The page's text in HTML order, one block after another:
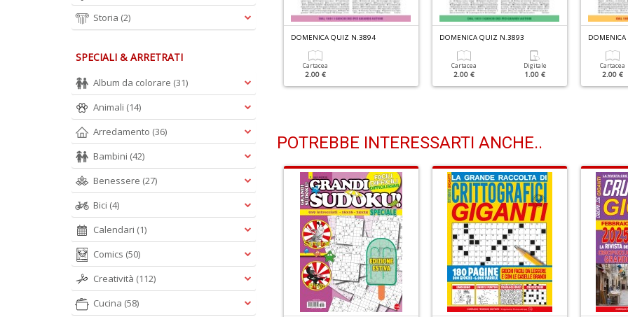
DOMENICA QUIZ N.3894
Cartacea
2.00 €
DOMENICA QUIZ N.3893
Cartacea
2.00 €
Digitale
1.00 €
Cartacea
2.00 €
POTREBBE INTERESSARTI ANCHE..
Storia (2)
SPECIALI & ARRETRATI
Album da colorare (31)
Animali (14)
Arredamento (36)
Bambini (42)
Benessere (27)
Bici (4)
Calendari (1)
Comics (50)
Creatività (112)
Cucina (58)